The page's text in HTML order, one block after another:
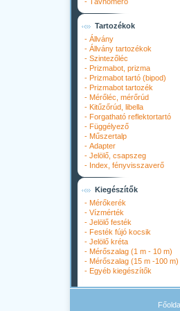
Tartozékok
- Állvány
- Állvány tartozékok
- Szintezőléc
- Prizmabot, prizma
- Prizmabot tartó (bipod)
- Prizmabot tartozék
- Mérőléc, mérőrúd
- Kitűzőrúd, libella
- Forgatható reflektortartó
- Függélyező
- Műszertalp
- Adapter
- Jelölő, csapszeg
- Index, fényvisszaverő
Kiegészítők
- Mérőkerék
- Vízmérték
- Jelölő festék
- Festék fújó kocsik
- Jelölő kréta
- Mérőszalag (1 m - 10 m)
- Mérőszalag (15 m -100 m)
- Egyéb kiegészítők